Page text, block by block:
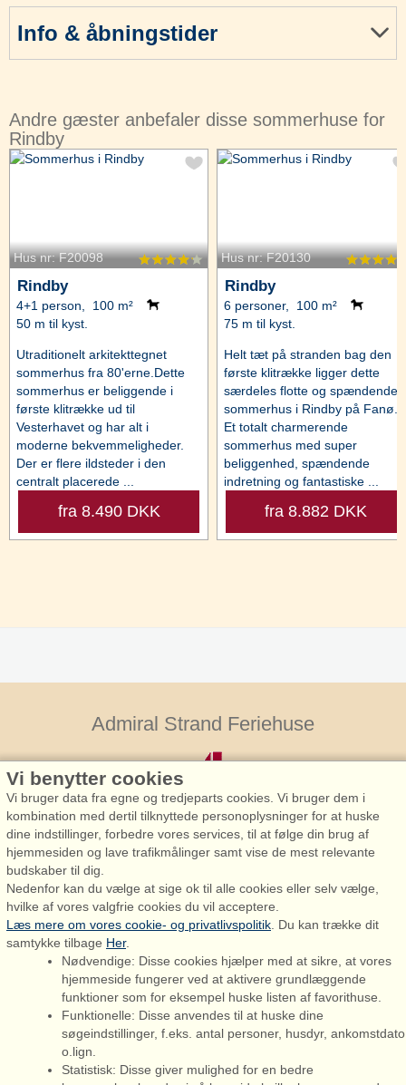
Info & åbningstider
Andre gæster anbefaler disse sommerhuse for
Rindby
Hus nr: F20098
Rindby
4+1 person, 100 m²
50 m til kyst.
Utraditionelt arkitekttegnet
sommerhus fra 80'erne.Dette
sommerhus er beliggende i
første klitrække ud til
Vesterhavet og har alt i
moderne bekvemmeligheder.
Der er flere ildsteder i den
centralt placerede ...
fra 8.490 DKK
Hus nr: F20130
Rindby
6 personer, 100 m²
75 m til kyst.
Helt tæt på stranden bag den
første klitrække ligger dette
særdeles flotte og spændende
sommerhus i Rindby på Fanø.
Et totalt charmerende
sommerhus med super
beliggenhed, spændende
indretning og fantastiske ...
fra 8.882 DKK
Admiral Strand Feriehuse
Houstrupvej 170, Lønne
6830 Nørre Nebel
+45 70 60 87 78
Admiral Strand Feriehuse ApS | CVR 27 23 39 10 |
Vi benytter cookies
Vi bruger data fra egne og tredjeparts cookies. Vi bruger dem i
kombination med dertil tilknyttede personoplysninger for at huske
dine indstillinger, forbedre vores services, til at følge din brug af
hjemmesiden og lave trafikmålinger samt vise de mest relevante
budskaber til dig.
Nedenfor kan du vælge at sige ok til alle cookies eller selv vælge,
hvilke af vores valgfrie cookies du vil acceptere.
Læs mere om vores cookie- og privatlivspolitik . Du kan trække dit
samtykke tilbage Her.
Nødvendige: Disse cookies hjælper med at sikre, at vores
hjemmeside fungerer ved at aktivere grundlæggende
funktioner som for eksempel huske listen af favorithuse.
Funktionelle: Disse anvendes til at huske dine
søgeindstillinger, f.eks. antal personer, husdyr, ankomstdato
o.lign.
Statistisk: Disse giver mulighed for en bedre